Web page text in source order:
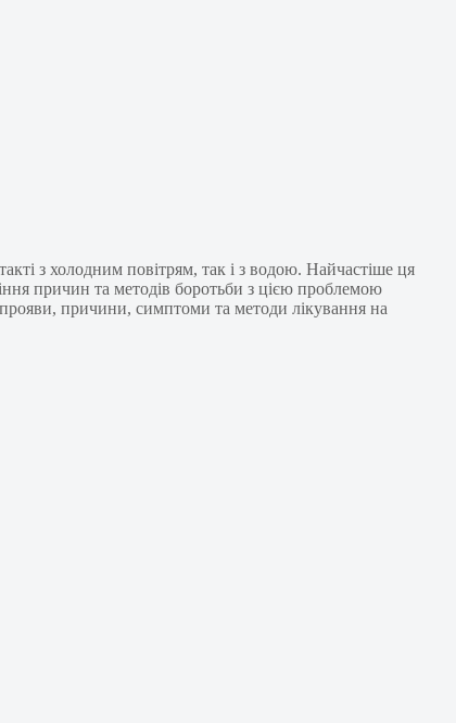
з холодним повітрям, так і з водою. Найчастіше ця
причин та методів боротьби з цією проблемою
прояви, причини, симптоми та методи лікування на